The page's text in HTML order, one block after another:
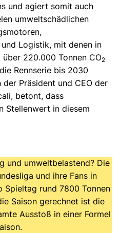
und agiert somit auch
umweltschädlichen
Logistik, mit denen in
220.000 Tonnen CO2
Rennserie bis 2030
Präsident und CEO der
betont, dass
Stellenwert in diesem
und umweltbelastend? Die
und ihre Fans in
Spieltag rund 7800 Tonnen
Saison gerechnet ist die
Ausstoß in einer Formel